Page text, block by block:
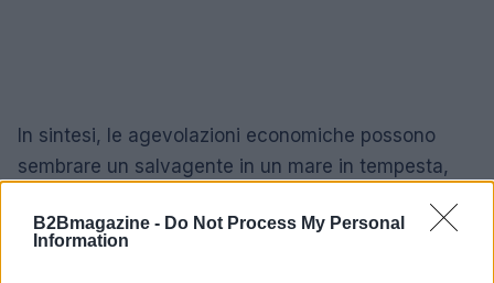
B2Bmagazine - Do Not Process My Personal
Information
In sintesi, le agevolazioni economiche possono
sembrare un salvagente in un mare in tempesta,
preparazione, le imprese rischiano di affogare